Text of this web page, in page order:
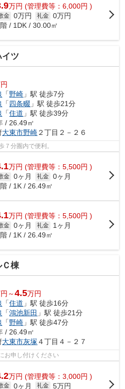
万円 (管理費等：6,000円 )
金 0万円 礼金 0万円
/ 1DK / 30.00㎡
ツ
「野崎 」駅 徒歩7分
「四条畷 」駅 徒歩21分
「住道 」駅 徒歩39分
/ 26.49㎡
大東市野崎２丁目２－２６
７分圏内で便利。
万円 (管理費等：5,500円 )
金 0ヶ月 礼金 0ヶ月
/ 1K / 26.49㎡
万円 (管理費等：5,500円 )
金 0ヶ月 礼金
1ヶ月
/ 1K / 26.49㎡
Ｃ棟
～4.5万円
「住道 」駅 徒歩16分
「鴻池新田 」駅 徒歩21分
「野崎 」駅 徒歩47分
/ 26.49㎡
大東市灰塚４丁目４－２７
お申し付けください
万円 (管理費等：3,000円 )
金 0ヶ月 礼金 5万円